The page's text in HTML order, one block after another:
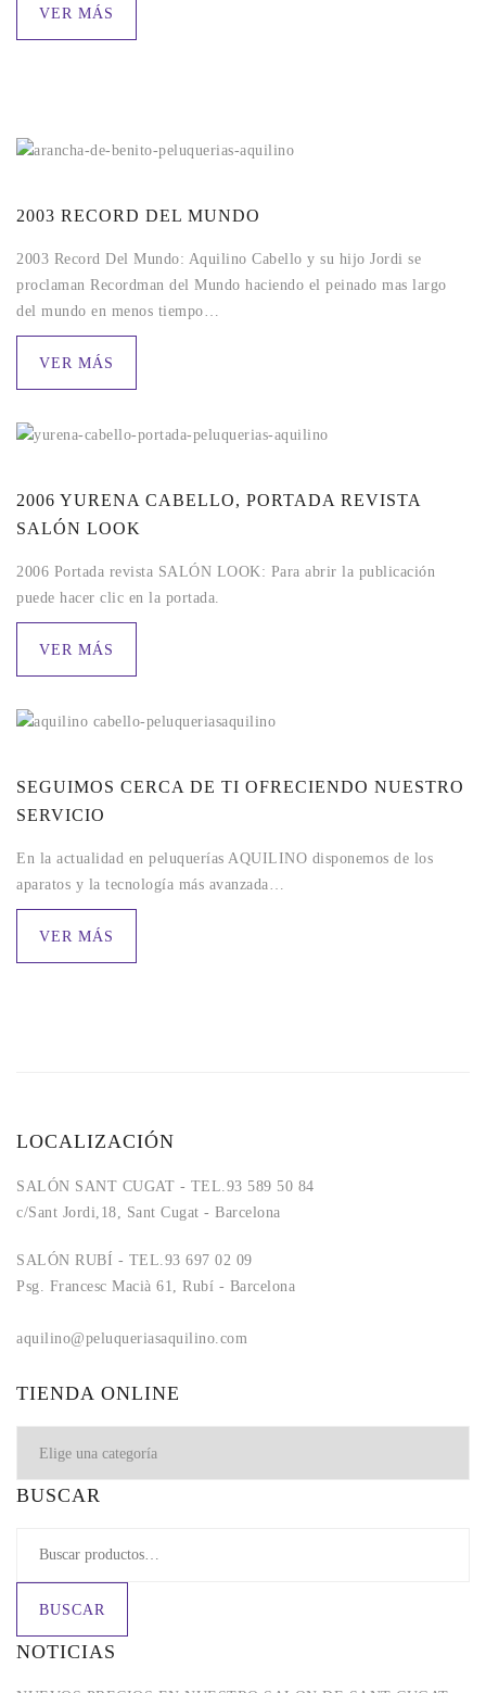
VER MÁS
2003 RECORD DEL MUNDO
2003 Record Del Mundo: Aquilino Cabello y su hijo Jordi se
proclaman Recordman del Mundo haciendo el peinado mas largo
del mundo en menos tiempo…
VER MÁS
2006 YURENA CABELLO, PORTADA REVISTA
SALÓN LOOK
2006 Portada revista SALÓN LOOK: Para abrir la publicación
puede hacer clic en la portada.
VER MÁS
SEGUIMOS CERCA DE TI OFRECIENDO NUESTRO
SERVICIO
En la actualidad en peluquerías AQUILINO disponemos de los
aparatos y la tecnología más avanzada…
VER MÁS
LOCALIZACIÓN
SALÓN SANT CUGAT - TEL.93 589 50 84
c/Sant Jordi,18, Sant Cugat - Barcelona
SALÓN RUBÍ - TEL.93 697 02 09
Psg. Francesc Macià 61, Rubí - Barcelona
aquilino@peluqueriasaquilino.com
TIENDA ONLINE
BUSCAR
BUSCAR
NOTICIAS